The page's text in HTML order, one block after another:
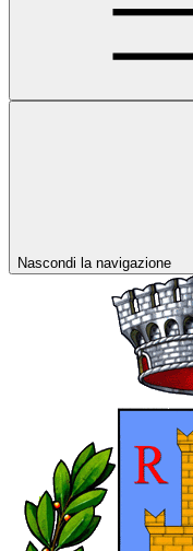
Nascondi la navigazione